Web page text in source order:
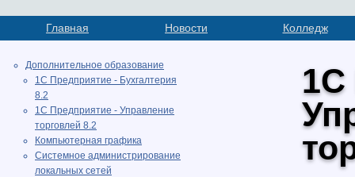
Главная Новости Колледж
Дополнительное образование
1С Предприятие - Бухгалтерия
8.2
1С Предприятие - Управление
торговлей 8.2
Компьютерная графика
Системное администрирование
локальных сетей
1С